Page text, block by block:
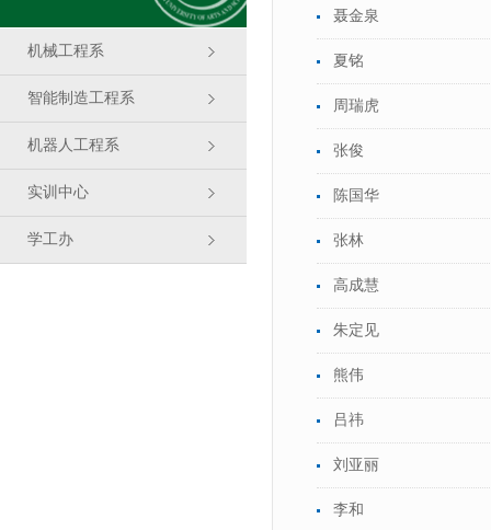
机械工程系
智能制造工程系
机器人工程系
实训中心
学工办
聂金泉
夏铭
周瑞虎
张俊
陈国华
张林
高成慧
朱定见
熊伟
吕祎
刘亚丽
李和